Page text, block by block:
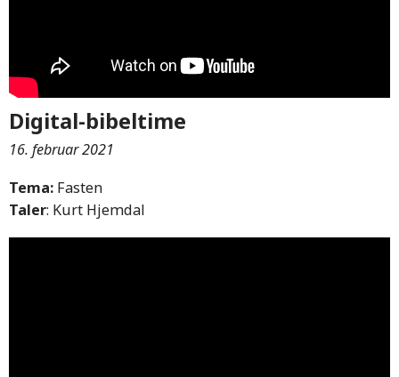
Digital-bibeltime
16. februar 2021
Tema: Fasten
Taler: Kurt Hjemdal